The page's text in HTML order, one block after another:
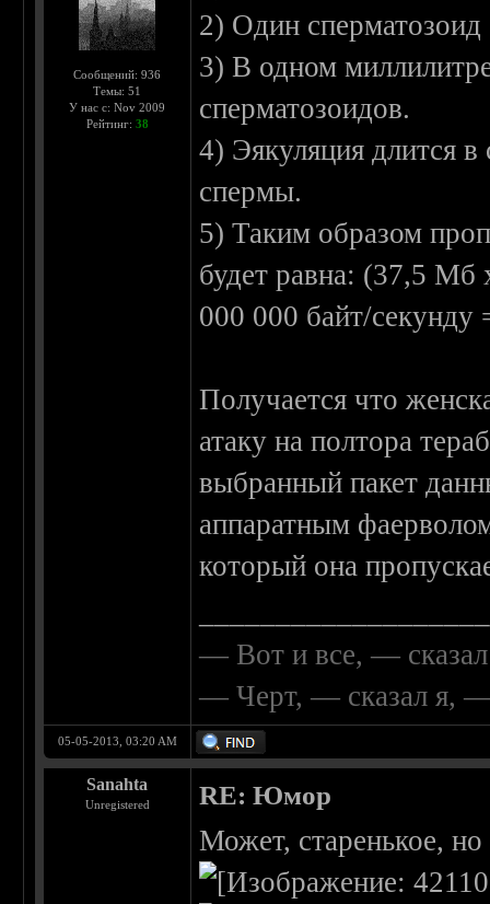
Сообщений: 936
Темы: 51
У нас с: Nov 2009
Рейтинг: 38
2) Один
3) В одном
сперматозоидов.
4) Эякуляция длится
спермы.
5) Таким образом
будет равна: (37,5
000 000 байт/секунду
Получается что
атаку на полтора
выбранный пакет
аппаратным
который она
— Вот и все, —
— Черт, — сказал я, —
05-05-2013, 03:20 AM
Sanahta
Unregistered RE: Юмор
Может, старенькое,